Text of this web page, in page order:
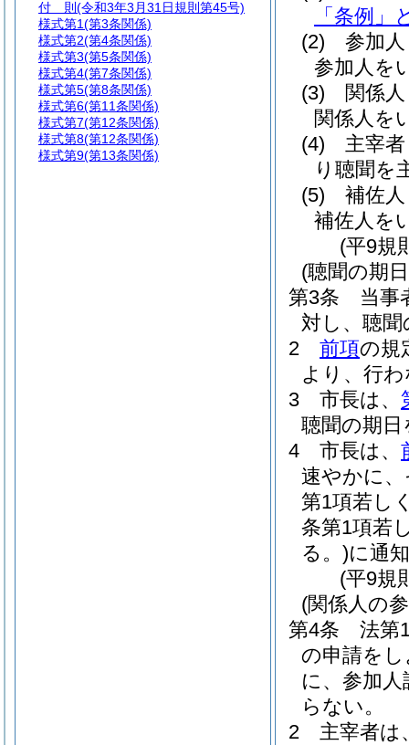
「条例」
(2)
参加
参加人を
(3)
関係
関係人を
(4)
主宰
り聴聞を
(5)
補佐
補佐人を
(平9規
(聴聞の期
第3条
当事
対し、聴
2
前項の規
より、行
3
市長は、
聴聞の期
4
市長は、
速やかに
第1項若し
条第1項若
る。)に通
(平9規
(関係人の
第4条
法第
の申請を
に、参加
らない。
2
主宰者は
付 則 (令和3年3月31日規則第45号)
様式第1(第3条関係)
様式第2(第4条関係)
様式第3(第5条関係)
様式第4(第7条関係)
様式第5(第8条関係)
様式第6(第11条関係)
様式第7(第12条関係)
様式第8(第12条関係)
様式第9(第13条関係)